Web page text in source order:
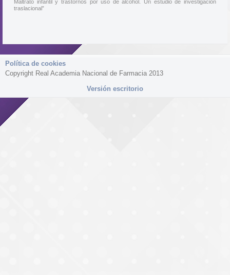
Maltrato infantil y trastornos por uso de alcohol. Un estudio de investigación
traslacional”
Política de cookies
Copyright Real Academia Nacional de Farmacia 2013
Versión escritorio